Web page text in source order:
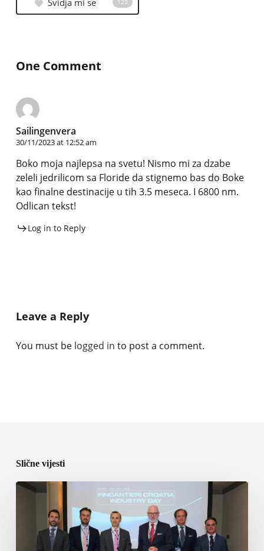
Svidja mi se 123
One Comment
Sailingenvera
30/11/2023 at 12:52 am
Boko moja najlepsa na svetu! Nismo mi za dzabe
zeleli jedrilicom sa Floride da stignemo bas do Boke
kao finalne destinacije u tih 3.5 meseca. I 6800 nm.
Odlican tekst!
Log in to Reply
Leave a Reply
You must be logged in to post a comment.
Slične vijesti
Fincantieri
industrijsku
saradnju